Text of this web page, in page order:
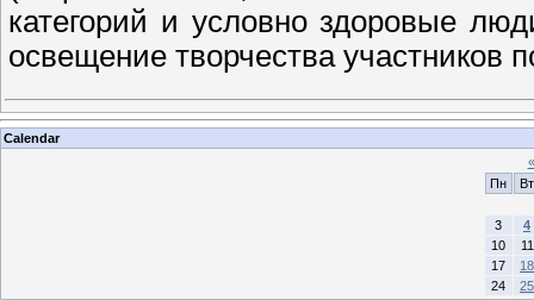
категорий и условно здоровые
освещение творчества участников
Calendar
«
Пн
Вт
3
4
10
11
17
18
24
25